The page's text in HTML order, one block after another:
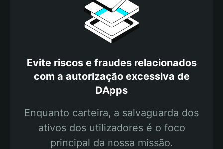
Evite riscos e fraudes relacionados
com a autorização excessiva de
DApps
Enquanto carteira, a salvaguarda dos
ativos dos utilizadores é o foco
principal da nossa missão.